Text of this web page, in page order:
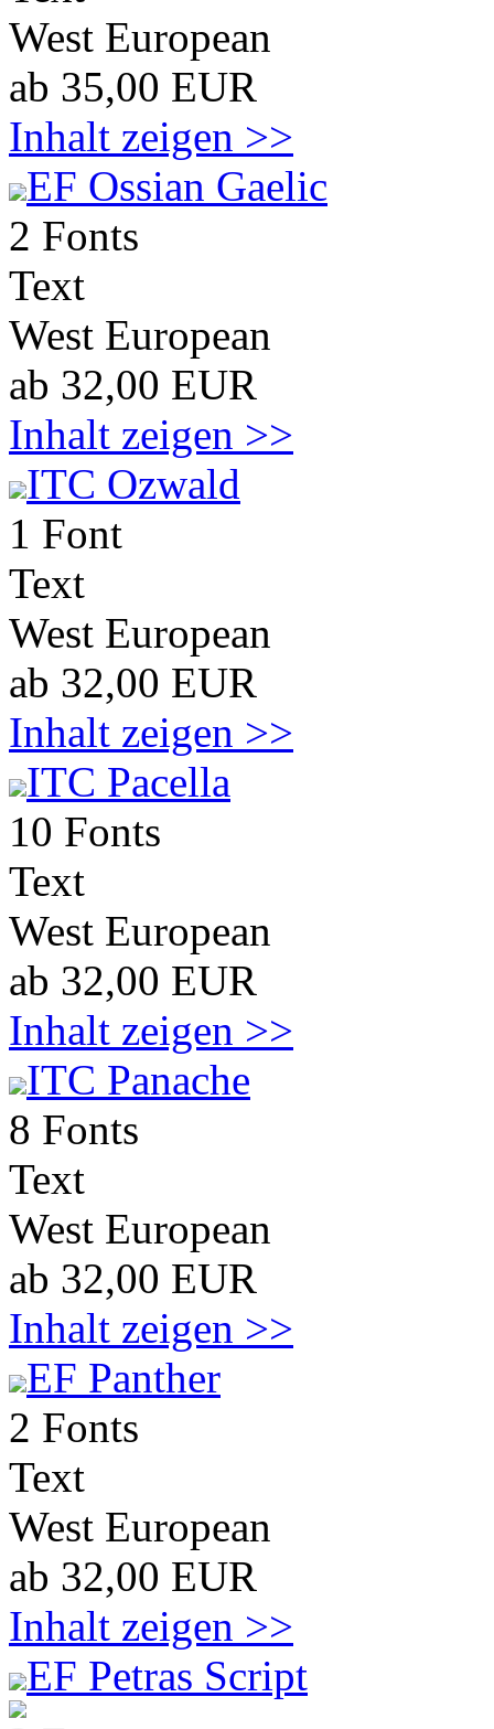
West European
ab 35,00 EUR
Inhalt zeigen >>
EF Ossian Gaelic
2 Fonts
Text
West European
ab 32,00 EUR
Inhalt zeigen >>
ITC Ozwald
1 Font
Text
West European
ab 32,00 EUR
Inhalt zeigen >>
ITC Pacella
10 Fonts
Text
West European
ab 32,00 EUR
Inhalt zeigen >>
ITC Panache
8 Fonts
Text
West European
ab 32,00 EUR
Inhalt zeigen >>
EF Panther
2 Fonts
Text
West European
ab 32,00 EUR
Inhalt zeigen >>
EF Petras Script